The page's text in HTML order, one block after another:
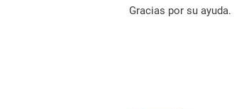
Gracias por su ayuda.